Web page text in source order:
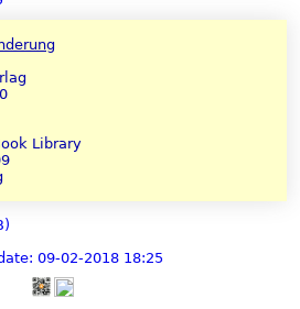
Library
09-02-2018 18:25